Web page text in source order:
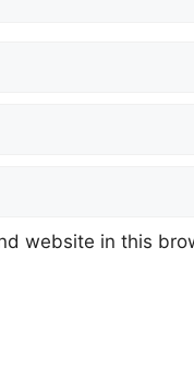
website in this